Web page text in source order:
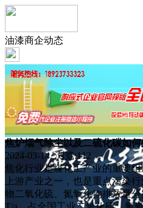
油漆商企动态
焦炉烟气除尘以及二硫化碳如
2024-03-14 浏览:112
焦化行业是煤化工产业的重要
上游产业之一，也是重点污染
物二氧化硫、氮氧化物排放量分